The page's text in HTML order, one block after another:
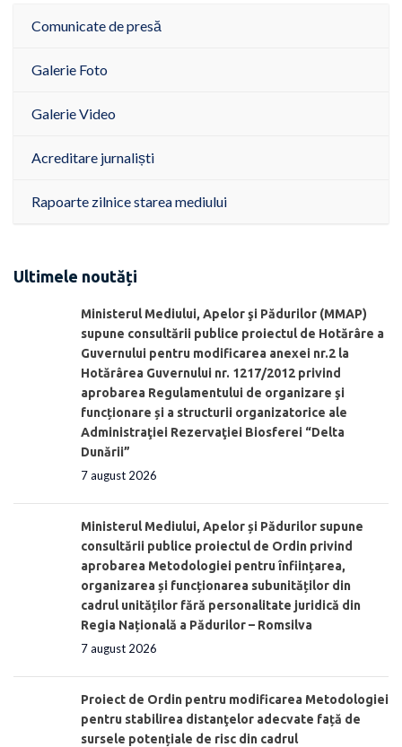
Comunicate de presă
Galerie Foto
Galerie Video
Acreditare jurnaliști
Rapoarte zilnice starea mediului
Ultimele noutăți
Ministerul Mediului, Apelor şi Pădurilor (MMAP)
supune consultării publice proiectul de Hotărâre a
Guvernului pentru modificarea anexei nr.2 la
Hotărârea Guvernului nr. 1217/2012 privind
aprobarea Regulamentului de organizare şi
funcționare și a structurii organizatorice ale
Administraţiei Rezervaţiei Biosferei “Delta
Dunării”
7 august 2026
Ministerul Mediului, Apelor și Pădurilor supune
consultării publice proiectul de Ordin privind
aprobarea Metodologiei pentru înființarea,
organizarea și funcționarea subunităților din
cadrul unităților fără personalitate juridică din
Regia Națională a Pădurilor – Romsilva
7 august 2026
Proiect de Ordin pentru modificarea Metodologiei
pentru stabilirea distanţelor adecvate față de
sursele potențiale de risc din cadrul